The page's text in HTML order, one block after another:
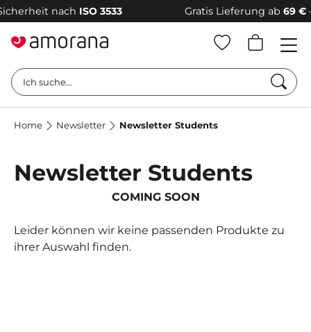
nachISO 3533 Gratis Lieferung ab69 €–
Ich suche...
Home Newsletter Newsletter Students
Newsletter Students
COMING SOON
Leider können wir keine passenden Produkte zu
ihrer Auswahl finden.